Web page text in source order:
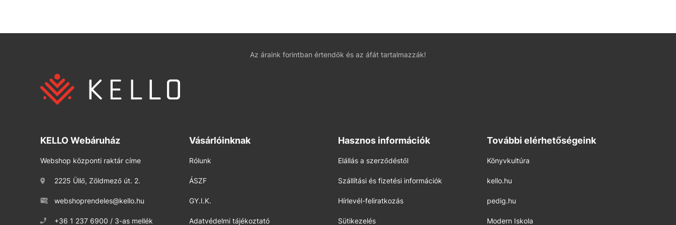
Az áraink forintban értendők és az áfát tartalmazzák!
KELLO Webáruház
Webshop központi raktár címe
2225 Üllő, Zöldmező út. 2.
webshoprendeles@kello.hu
+36 1 237 6900 / 3-as mellék
Vásárlóinknak
Rólunk
ÁSZF
GY.I.K.
Adatvédelmi tájékoztató
Hasznos információk
Elállás a szerződéstől
Szállítási és fizetési információk
Hírlevél-feliratkozás
Sütikezelés
További elérhetőségeink
Könyvkultúra
kello.hu
pedig.hu
Modern Iskola